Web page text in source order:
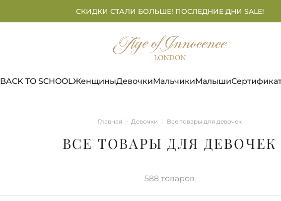
СКИДКИ СТАЛИ БОЛЬШЕ! ПОСЛЕДНИЕ ДНИ SALE!
BACK TO SCHOOLЖенщиныДевочкиМальчикиМалыши
Главная Девочки Все товары для девочек
ВСЕ ТОВАРЫ ДЛЯ ДЕВОЧЕК
588 товаров